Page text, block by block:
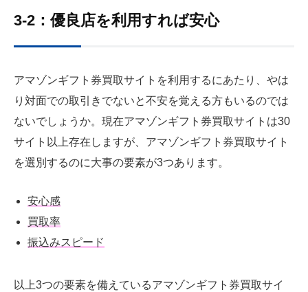
3-2：優良店を利用すれば安心
アマゾンギフト券買取サイトを利用するにあたり、やは
り対面での取引きでないと不安を覚える方もいるのでは
ないでしょうか。現在アマゾンギフト券買取サイトは30
サイト以上存在しますが、アマゾンギフト券買取サイト
を選別するのに大事の要素が3つあります。
安心感
買取率
振込みスピード
以上3つの要素を備えているアマゾンギフト券買取サイ